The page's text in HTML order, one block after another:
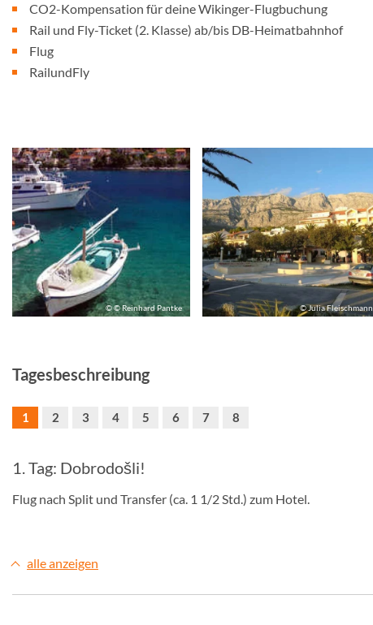
CO2-Kompensation für deine Wikinger-Flugbuchung
Rail und Fly-Ticket (2. Klasse) ab/bis DB-Heimatbahnhof
Flug
RailundFly
© © Reinhard Pantke © Julia Fleischmann
Tagesbeschreibung
1 2 3 4 5 6 7 8
1. Tag: Dobrodošli!
Flug nach Split und Transfer (ca. 1 1/2 Std.) zum Hotel.
alle anzeigen